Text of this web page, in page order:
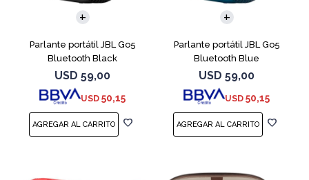
Parlante portátil JBL Go5
Bluetooth Black
USD 59,00
USD 50,15
Parlante portátil JBL Go5
Bluetooth Blue
USD 59,00
USD 50,15